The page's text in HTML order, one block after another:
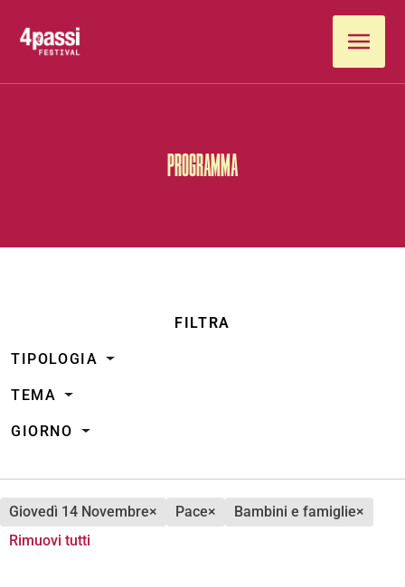
PROGRAMMA
FILTRA
TIPOLOGIA
TEMA
GIORNO
giovedì 14 Novembre× pace× bambini e famiglie×
Rimuovi tutti